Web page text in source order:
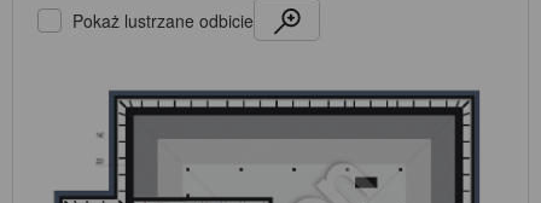
Pokaż lustrzane odbicie